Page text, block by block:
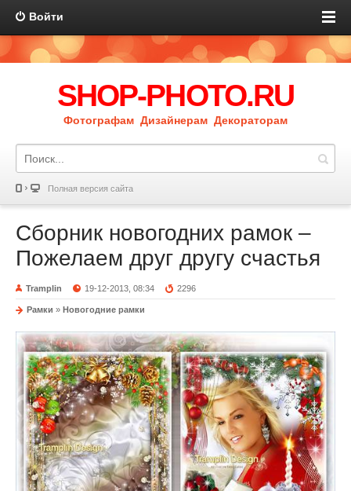
Войти
SHOP-PHOTO.RU
Фотографам Дизайнерам Декораторам
Полная версия сайта
Сборник новогодних рамок –
Пожелаем друг другу счастья
Tramplin 19-12-2013, 08:34 2296
Рамки » Новогодние рамки